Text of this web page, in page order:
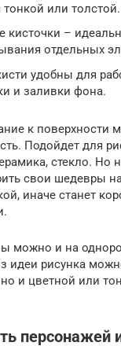
тонкой или толстой.
кисточки –
отдельных
удобны для
и заливки фона.
к поверхности
Подойдет для
стекло. Но
свои шедевры
иначе станет
можно и на
идеи рисунка
и цветной или
персонажей